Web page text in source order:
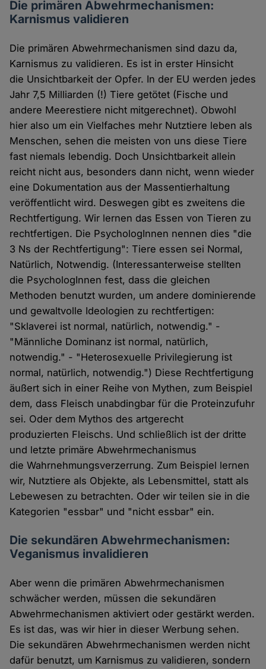
Die primären Abwehrmechanismen:
Karnismus validieren
Die primären Abwehrmechanismen sind dazu da,
Karnismus zu validieren. Es ist in erster Hinsicht
die Unsichtbarkeit der Opfer. In der EU werden jedes
Jahr 7,5 Milliarden (!) Tiere getötet (Fische und
andere Meerestiere nicht mitgerechnet). Obwohl
hier also um ein Vielfaches mehr Nutztiere leben als
Menschen, sehen die meisten von uns diese Tiere
fast niemals lebendig. Doch Unsichtbarkeit allein
reicht nicht aus, besonders dann nicht, wenn wieder
eine Dokumentation aus der Massentierhaltung
veröffentlicht wird. Deswegen gibt es zweitens die
Rechtfertigung. Wir lernen das Essen von Tieren zu
rechtfertigen. Die PsychologInnen nennen dies "die
3 Ns der Rechtfertigung": Tiere essen sei Normal,
Natürlich, Notwendig. (Interessanterweise stellten
die PsychologInnen fest, dass die gleichen
Methoden benutzt wurden, um andere dominierende
und gewaltvolle Ideologien zu rechtfertigen:
"Sklaverei ist normal, natürlich, notwendig." -
"Männliche Dominanz ist normal, natürlich,
notwendig." - "Heterosexuelle Privilegierung ist
normal, natürlich, notwendig.") Diese Rechtfertigung
äußert sich in einer Reihe von Mythen, zum Beispiel
dem, dass Fleisch unabdingbar für die Proteinzufuhr
sei. Oder dem Mythos des artgerecht
produzierten Fleischs. Und schließlich ist der dritte
und letzte primäre Abwehrmechanismus
die Wahrnehmungsverzerrung. Zum Beispiel lernen
wir, Nutztiere als Objekte, als Lebensmittel, statt als
Lebewesen zu betrachten. Oder wir teilen sie in die
Kategorien "essbar" und "nicht essbar" ein.
Die sekundären Abwehrmechanismen:
Veganismus invalidieren
Aber wenn die primären Abwehrmechanismen
schwächer werden, müssen die sekundären
Abwehrmechanismen aktiviert oder gestärkt werden.
Es ist das, was wir hier in dieser Werbung sehen.
Die sekundären Abwehrmechanismen werden nicht
dafür benutzt, um Karnismus zu validieren, sondern